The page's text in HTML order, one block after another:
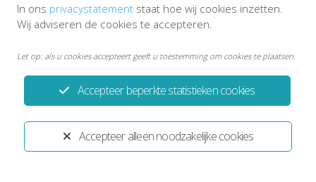
Accepteer alleen noodzakelijke cookies
Accepteer beperkte statistieken cookies
In ons privacystatement staat hoe wij cookies inzetten.
Wij adviseren de cookies te accepteren.
Let op: als u cookies accepteert geeft u toestemming om cookies te plaatsen.